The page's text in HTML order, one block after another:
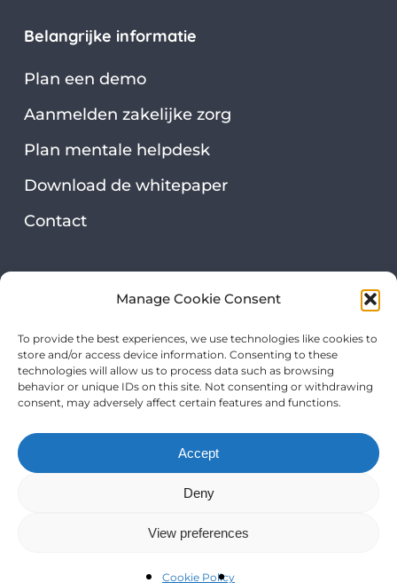
Manage Cookie Consent
To provide the best experiences, we use technologies like cookies to
store and/or access device information. Consenting to these
technologies will allow us to process data such as browsing
behavior or unique IDs on this site. Not consenting or withdrawing
consent, may adversely affect certain features and functions.
Accept
Deny
View preferences
Cookie Policy
Belangrijke informatie
Plan een demo
Aanmelden zakelijke zorg
Plan mentale helpdesk
Download de whitepaper
Contact
Onze certificeringen
The Mental Move B.V. | KvK: 78716446 | BTW:
Cookie policy